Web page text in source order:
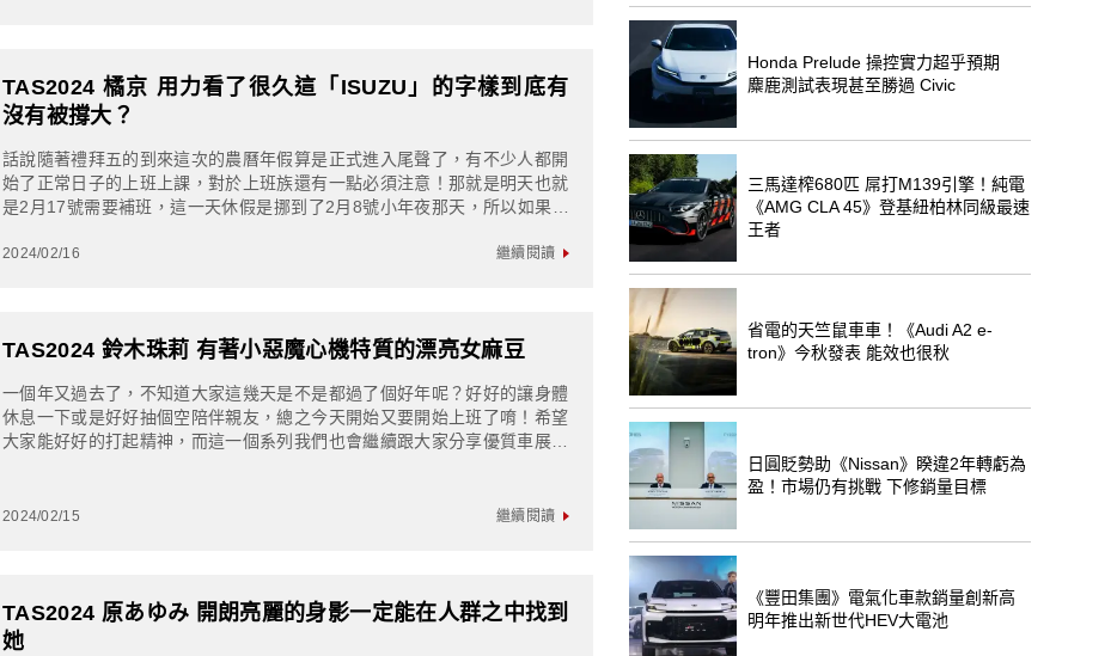
TAS2024 橘京 用力看了很久這「ISUZU」的字樣到底有
沒有被撐大？
話說隨著禮拜五的到來這次的農曆年假算是正式進入尾聲了，有不少人都開
始了正常日子的上班上課，對於上班族還有一點必須注意！那就是明天也就
是2月17號需要補班，這一天休假是挪到了2月8號小年夜那天，所以如果年
2024/02/16 繼續閱讀
TAS2024 鈴木珠莉 有著小惡魔心機特質的漂亮女麻豆
一個年又過去了，不知道大家這幾天是不是都過了個好年呢？好好的讓身體
休息一下或是好好抽個空陪伴親友，總之今天開始又要開始上班了唷！希望
大家能好好的打起精神，而這一個系列我們也會繼續跟大家分享優質車展車
2024/02/15 繼續閱讀
TAS2024 原あゆみ 開朗亮麗的身影一定能在人群之中找到
她
Honda Prelude 操控實力超乎預期
麋鹿測試表現甚至勝過 Civic
三馬達榨680匹 屌打M139引擎！純電
《AMG CLA 45》登基紐柏林同級最速
王者
省電的天竺鼠車車！《Audi A2 e-
tron》今秋發表 能效也很秋
日圓貶勢助《Nissan》睽違2年轉虧為
盈！市場仍有挑戰 下修銷量目標
《豐田集團》電氣化車款銷量創新高
明年推出新世代HEV大電池